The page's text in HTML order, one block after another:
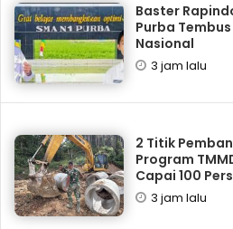
Baster
Purba
Nasional
3 jam lalu
2 Titik
Program
Capai 100
3 jam lalu